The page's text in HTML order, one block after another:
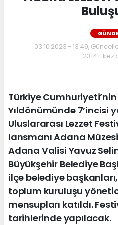
03.10.2023 - 13:49,
2314+ kez
Türkiye Cumhuriyeti’nin
Yıldönümünde 7’incisi
Uluslararası Lezzet
lansmanı Adana
Adana Valisi Yavuz
Büyükşehir Belediye
ilçe belediye
toplum kuruluşu
mensupları katıldı.
tarihlerinde yapılacak.